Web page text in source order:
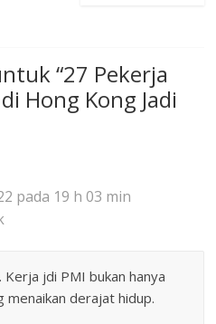
“27 Pekerja
Hong Kong Jadi
pada 19 h 03 min
jdi PMI bukan hanya
derajat hidup.